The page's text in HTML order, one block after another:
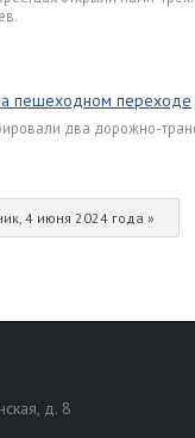
пешеходном переходе
два дорожно-
4 июня 2024 года »
д. 8